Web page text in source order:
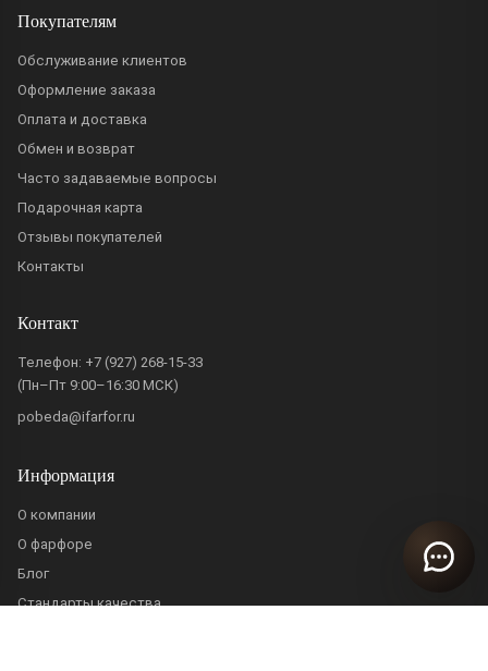
Покупателям
Обслуживание клиентов
Оформление заказа
Оплата и доставка
Обмен и возврат
Часто задаваемые вопросы
Подарочная карта
Отзывы покупателей
Контакты
Контакт
Телефон: +7 (927) 268-15-33
(Пн–Пт 9:00–16:30 МСК)
pobeda@ifarfor.ru
Информация
О компании
О фарфоре
Блог
Стандарты качества